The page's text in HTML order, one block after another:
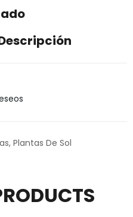
, Plantas De Sol